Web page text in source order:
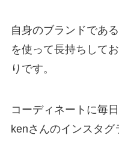
自身のブランドであ
を使って長持ちして
りです。
コーディネートに毎
kenさんのインスタグ